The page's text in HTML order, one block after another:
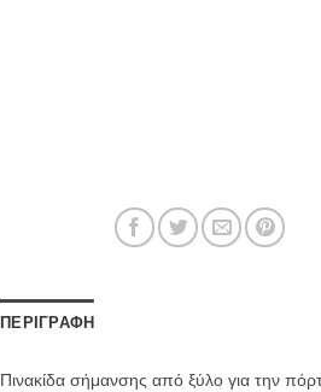
ΠΕΡΙΓΡΑΦΉ
Πινακίδα σήμανσης από ξύλο για την